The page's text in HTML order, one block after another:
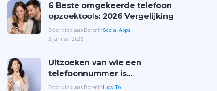
6 Beste omgekeerde telefoon
opzoektools: 2026 Vergelijking
Door Nicklaus Borer inSocial Apps
2 januari 2026
Uitzoeken van wie een
telefoonnummer is...
Door Nicklaus Borer inHow To